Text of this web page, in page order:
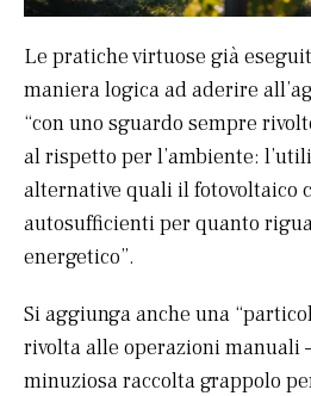
Le pratiche virtuose già
maniera logica ad aderire
“con uno sguardo sempre
al rispetto per l’ambiente:
alternative quali il fotovoltaico
autosufficienti per quanto
energetico”.
Si aggiunga anche una
rivolta alle operazioni manuali
minuziosa raccolta grappolo